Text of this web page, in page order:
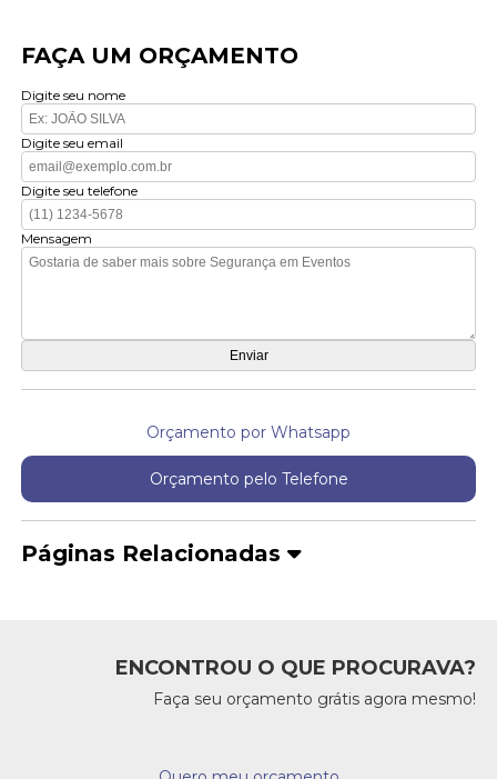
FAÇA UM ORÇAMENTO
Digite seu nome
Digite seu email
Digite seu telefone
Mensagem
Orçamento por Whatsapp
Orçamento pelo Telefone
Páginas Relacionadas
ENCONTROU O QUE PROCURAVA?
Faça seu orçamento grátis agora mesmo!